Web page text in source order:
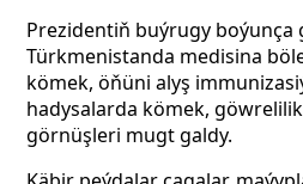
Prezidentiň buýrugy boýunça
Türkmenistanda medisina
kömek, öňüni alyş
hadysalarda kömek,
görnüşleri mugt galdy.